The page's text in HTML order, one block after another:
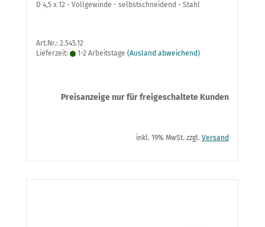
D 4,5 x 12 - Vollgewinde - selbstschneidend - Stahl
Art.Nr.: 2.545.12
Lieferzeit:
1-2 Arbeitstage (Ausland abweichend)
Preisanzeige nur für freigeschaltete Kunden
inkl. 19% MwSt. zzgl. Versand